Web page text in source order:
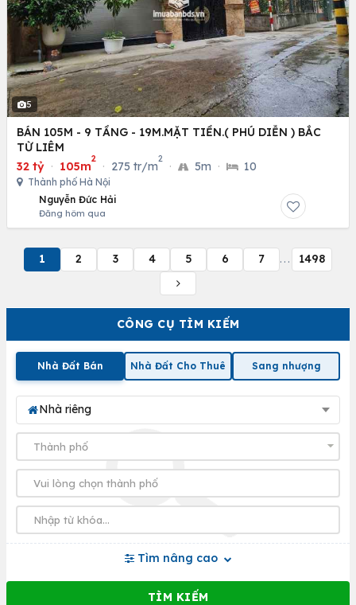
CÔNG CỤ TÌM KIẾM
Nhà Đất Bán Nhà Đất Cho Thuê Sang nhượng
Nhà riêng
Tìm nâng cao
5
BÁN 105M - 9 TẦNG - 19M.MẶT TIỀN.( PHÚ DIỄN ) BẮC
TỪ LIÊM
32 tỷ · 105m
2
· 275 tr/m
2
· 5m · 10
Thành phố Hà Nội
Nguyễn Đức Hải
Đăng hôm qua
1 2 3 4 5 6 7 ... 1498